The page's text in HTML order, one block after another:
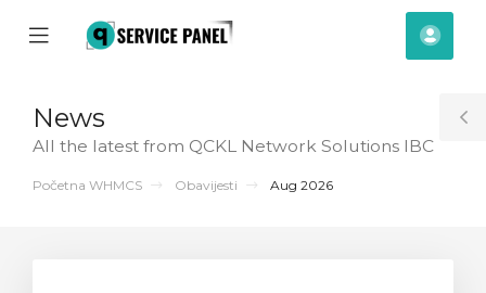
Mobile
News
All the latest from QCKL Network Solutions IBC
Početna WHMCS Obavijesti Aug 2026